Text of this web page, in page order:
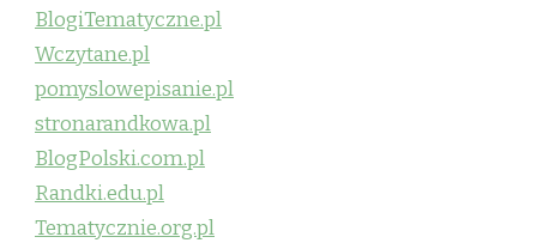
BlogiTematyczne.pl
Wczytane.pl
pomyslowepisanie.pl
stronarandkowa.pl
BlogPolski.com.pl
Randki.edu.pl
Tematycznie.org.pl